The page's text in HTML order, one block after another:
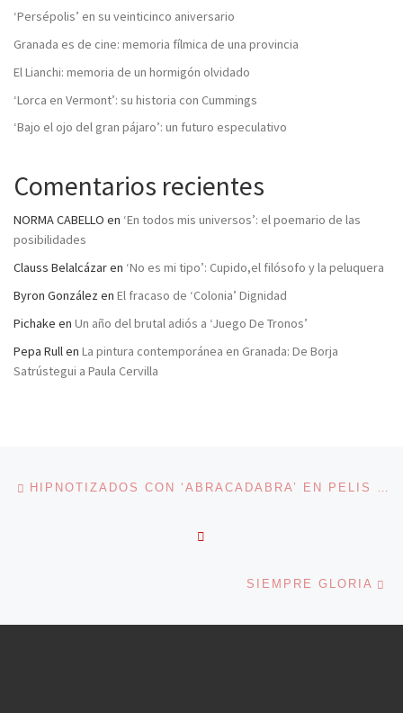
‘Persépolis’ en su veinticinco aniversario
Granada es de cine: memoria fílmica de una provincia
El Lianchi: memoria de un hormigón olvidado
‘Lorca en Vermont’: su historia con Cummings
‘Bajo el ojo del gran pájaro’: un futuro especulativo
Comentarios recientes
NORMA CABELLO en ‘En todos mis universos’: el poemario de las
posibilidades
Clauss Belalcázaren ‘No es mi tipo’: Cupido,el filósofo y la peluquera
Byron González en El fracaso de ‘Colonia’ Dignidad
Pichake en Un año del brutal adiós a ‘Juego De Tronos’
Pepa Rullen La pintura contemporánea en Granada: De Borja
Satrústegui a Paula Cervilla
Navegación de entradas HIPNOTIZADOS CON ‘ABRACADABRA’ EN PELIS Y TUITS (SEGUNDA PARTE)
SIEMPRE GLORIA